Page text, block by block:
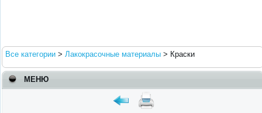
Все категории > Лакокрасочные материалы > Краски
МЕНЮ